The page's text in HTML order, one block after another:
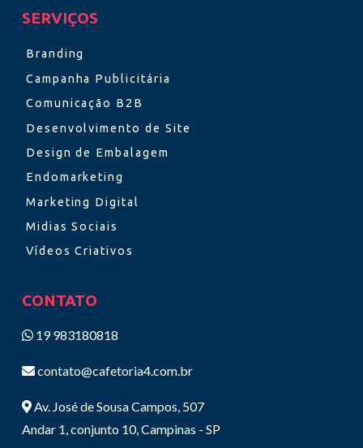
SERVIÇOS
Branding
Campanha Publicitária
Comunicação B2B
Desenvolvimento de Site
Design de Embalagem
Endomarketing
Marketing Digital
Midias Sociais
Vídeos Criativos
CONTATO
19 983180818
contato@cafetoria4.com.br
Av. José de Sousa Campos, 507
Andar 1, conjunto 10, Campinas - SP